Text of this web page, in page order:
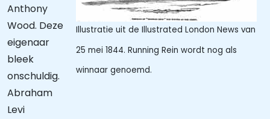
Illustratie uit de Illustrated London News van
25 mei 1844. Running Rein wordt nog als
winnaar genoemd.
Anthony
Wood. Deze
eigenaar
bleek
onschuldig.
Abraham
Levi